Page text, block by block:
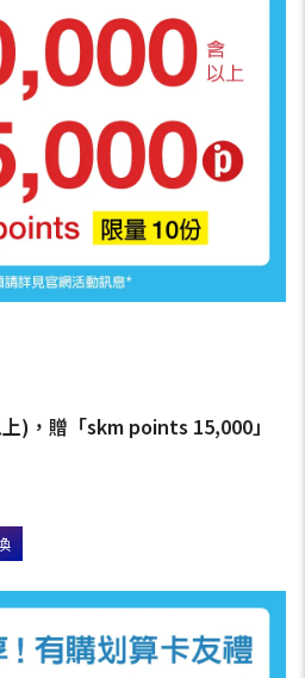
)，贈「skm points 15,000」